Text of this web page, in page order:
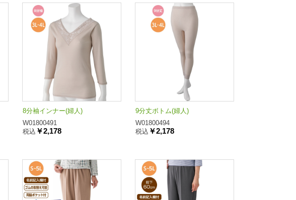
8分袖インナー(婦人)
W01800491
税込 ￥2,178
9分丈ボトム(婦人)
W01800494
税込 ￥2,178